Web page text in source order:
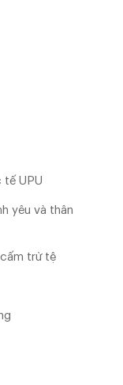
tế UPU
yêu và thân
trừ tệ